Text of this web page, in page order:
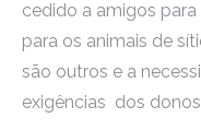
cedido a amigos
para os animais de
são outros e a
exigências dos